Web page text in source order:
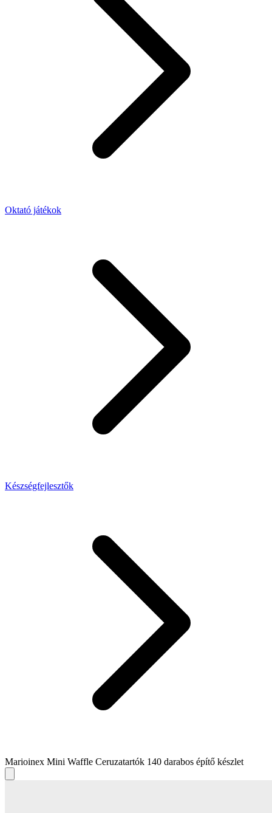
Oktató játékok
Készségfejlesztők
Marioinex Mini Waffle Ceruzatartók 140 darabos építő készlet